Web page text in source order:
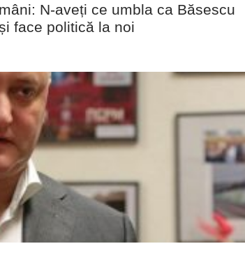
N-aveți ce umbla ca Băsescu
face politică la noi